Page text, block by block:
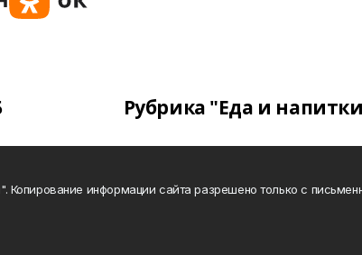
Рубрика "Еда и
Копирование информации сайта разрешено только с